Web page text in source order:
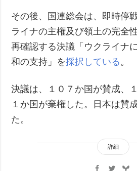
その後、国連総会は、即時停
ライナの主権及び領土の完全
再確認する決議「ウクライナ
和の支持」を採択している 。
決議は、１０７か国が賛成、
１か国が棄権した。日本は賛
た。
詳細